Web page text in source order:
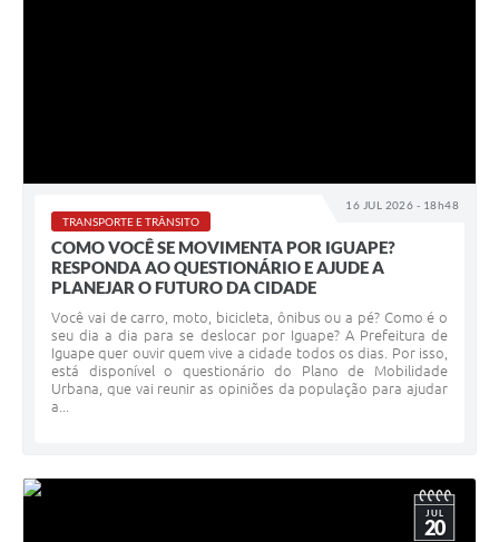
16 JUL 2026 - 18h48
TRANSPORTE E TRÂNSITO
COMO VOCÊ SE MOVIMENTA POR IGUAPE?
RESPONDA AO QUESTIONÁRIO E AJUDE A
PLANEJAR O FUTURO DA CIDADE
Você vai de carro, moto, bicicleta, ônibus ou a pé? Como é o
seu dia a dia para se deslocar por Iguape? A Prefeitura de
Iguape quer ouvir quem vive a cidade todos os dias. Por isso,
está disponível o questionário do Plano de Mobilidade
Urbana, que vai reunir as opiniões da população para ajudar
a...
JUL
20